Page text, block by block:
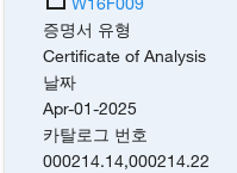
증명서 유형
Certificate of Analysis
날짜
Apr-01-2025
카탈로그 번호
000214.14,000214.22